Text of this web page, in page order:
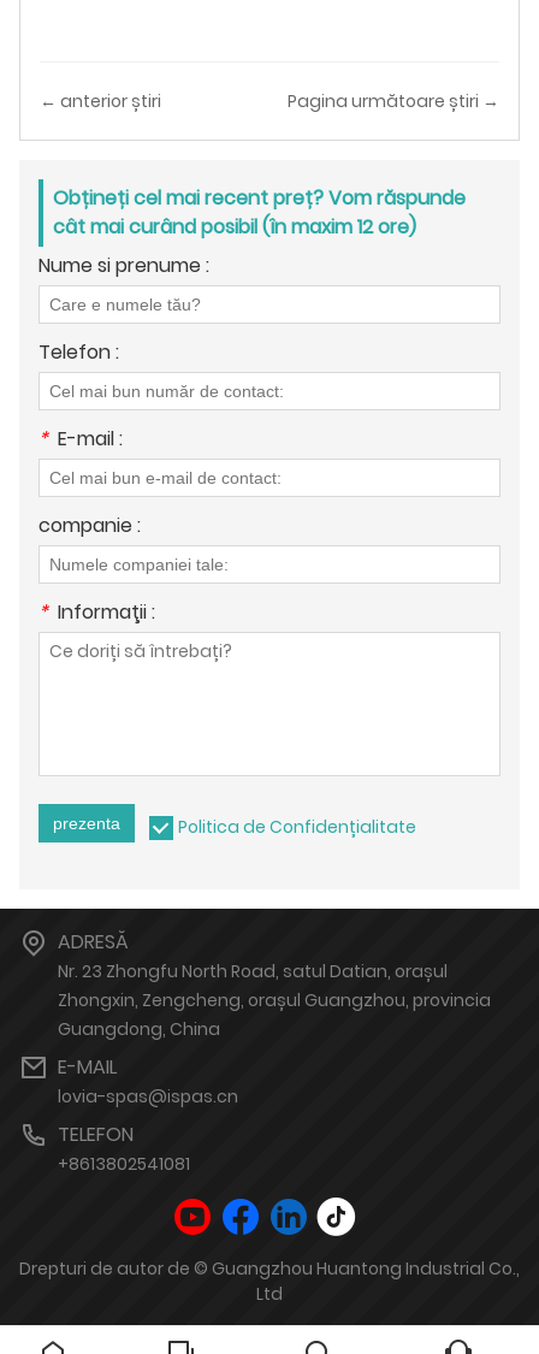
← anterior știri Pagina următoare știri →
Obțineți cel mai recent preț? Vom răspunde
cât mai curând posibil (în maxim 12 ore)
Nume si prenume :
Telefon :
* E-mail :
companie :
* Informaţii :
prezenta Politica de Confidențialitate
ADRESĂ
Nr. 23 Zhongfu North Road, satul Datian, orașul
Zhongxin, Zengcheng, orașul Guangzhou, provincia
Guangdong, China
E-MAIL
lovia-spas@ispas.cn
TELEFON
+8613802541081
Drepturi de autor de © Guangzhou Huantong Industrial Co.,
Ltd